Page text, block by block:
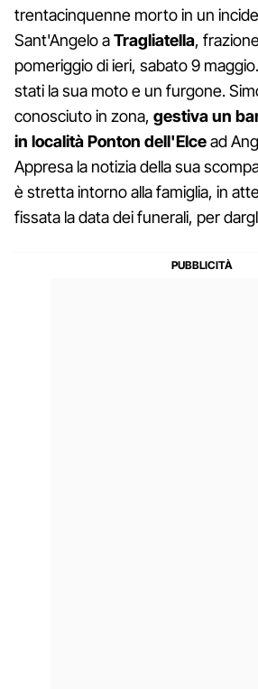
trentacinquenne morto in un
Sant'Angelo aTragliatella,
pomeriggio di ieri, sabato 9
stati la sua moto e un furgone.
conosciuto in zona, gestiva un
in località Ponton dell'Elcead
Appresa la notizia della sua
è stretta intorno alla famiglia, in
fissata la data dei funerali, per